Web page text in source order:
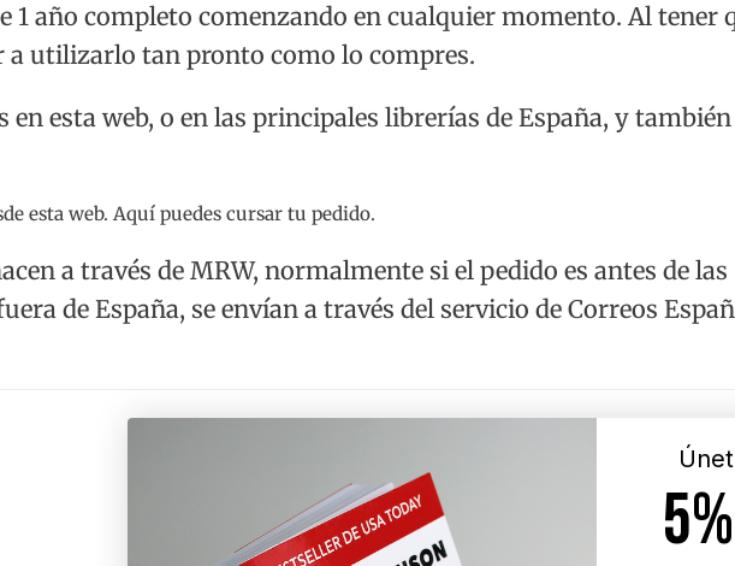
1 año completo comenzando en cualquier momento. Al tener
a utilizarlo tan pronto como lo compres.
esta web, o en las principales librerías de España, y
esta web. Aquí puedes cursar tu pedido.
a través de MRW, normalmente si el pedido es antes de
de España, se envían a través del servicio de Correos